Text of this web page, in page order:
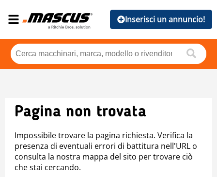
Inserisci un annuncio!
Pagina non trovata
Impossibile trovare la pagina richiesta. Verifica la
presenza di eventuali errori di battitura nell'URL o
consulta la nostra mappa del sito per trovare ciò
che stai cercando.